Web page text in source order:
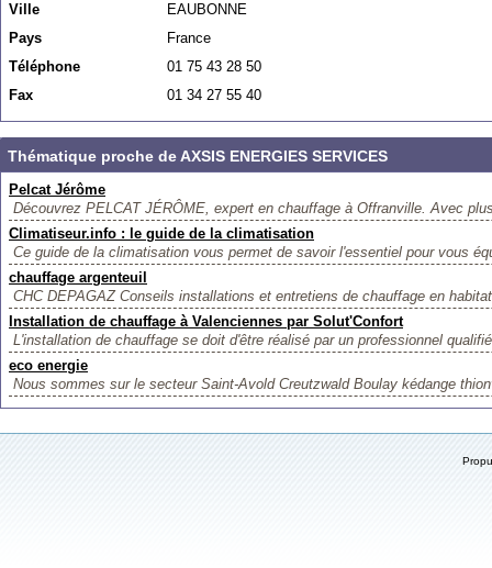
Ville
EAUBONNE
Pays
France
Téléphone
01 75 43 28 50
Fax
01 34 27 55 40
Thématique proche de AXSIS ENERGIES SERVICES
Pelcat Jérôme
Découvrez PELCAT JÉRÔME, expert en chauffage à Offranville. Avec
Climatiseur.info : le guide de la climatisation
Ce guide de la climatisation vous permet de savoir l'essentiel pour vous
chauffage argenteuil
CHC DEPAGAZ Conseils installations et entretiens de chauffage en
Installation de chauffage à Valenciennes par Solut'Confort
L'installation de chauffage se doit d'être réalisé par un professionnel
eco energie
Nous sommes sur le secteur Saint-Avold Creutzwald Boulay kédange